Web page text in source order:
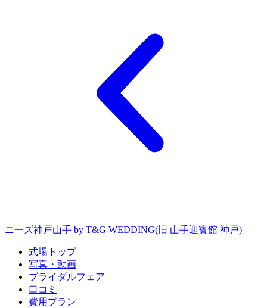
ニーズ神戸山手 by T&G WEDDING(旧 山手迎賓館 神戸)
式場トップ
写真・動画
ブライダルフェア
口コミ
費用プラン